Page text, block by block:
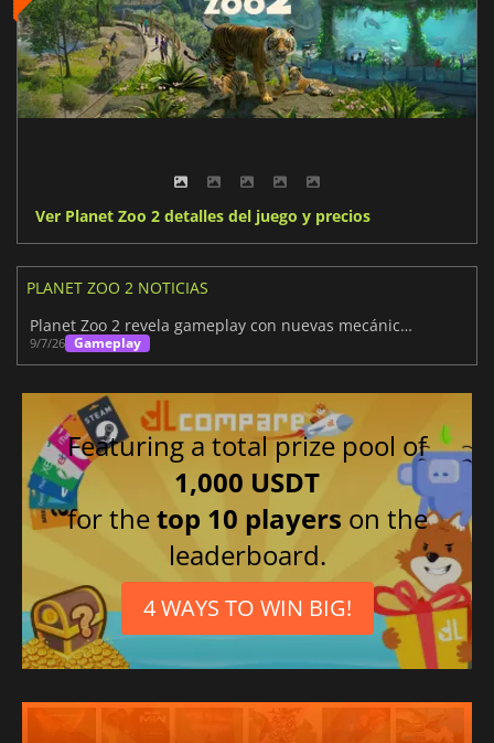
Ver Planet Zoo 2 detalles del juego y precios
PLANET ZOO 2 NOTICIAS
Planet Zoo 2 revela gameplay con nuevas mecánicas de gestión
9/7/26 Gameplay
Featuring a total prize pool of
1,000 USDT
for thetop 10 players on the
leaderboard.
4 WAYS TO WIN BIG!